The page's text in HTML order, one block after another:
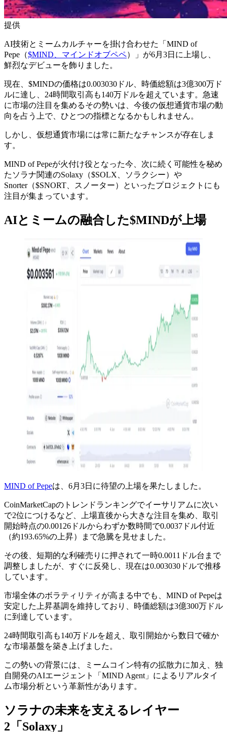
提供
AI技術とミームカルチャーを掛け合わせた「MIND of
Pepe（$MIND、マインドオブペペ）」が6月3日に上場し、
鮮烈なデビューを飾りました。
現在、$MINDの価格は0.003030ドル、時価総額は3億300万ド
ルに達し、24時間取引高も140万ドルを超えています。急速
に市場の注目を集めるその勢いは、今後の仮想通貨市場の動
向を占う上で、ひとつの指標となるかもしれません。
しかし、仮想通貨市場には常に新たなチャンスが存在しま
す。
MIND of Pepeが火付け役となった今、次に続く可能性を秘め
たソラナ関連のSolaxy（$SOLX、ソラクシー）や
Snorter（$SNORT、スノーター）といったプロジェクトにも
注目が集まっています。
AIとミームの融合した$MINDが上場
MIND of Pepeは、6月3日に待望の上場を果たしました。
CoinMarketCapのトレンドランキングでイーサリアムに次い
で2位につけるなど、上場直後から大きな注目を集め、取引
開始時点の0.00126ドルからわずか数時間で0.0037ドル付近
（約193.65%の上昇）まで急騰を見せました。
その後、短期的な利確売りに押されて一時0.0011ドル台まで
調整しましたが、すぐに反発し、現在は0.003030ドルで推移
しています。
市場全体のボラティリティが高まる中でも、MIND of Pepeは
安定した上昇基調を維持しており、時価総額は3億300万ドル
に到達しています。
24時間取引高も140万ドルを超え、取引開始から数日で確か
な市場基盤を築き上げました。
この勢いの背景には、ミームコイン特有の拡散力に加え、独
自開発のAIエージェント「MIND Agent」によるリアルタイ
ム市場分析という革新性があります。
ソラナの未来を支えるレイヤー
2「Solaxy」